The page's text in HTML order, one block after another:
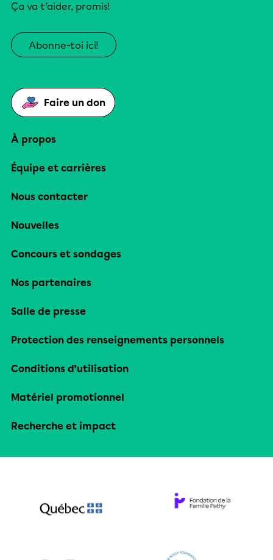
Ça va t’aider, promis!
Abonne-toi ici!
Faire un don
À propos
Équipe et carrières
Nous contacter
Nouvelles
Concours et sondages
Nos partenaires
Salle de presse
Protection des renseignements personnels
Conditions d’utilisation
Matériel promotionnel
Recherche et impact